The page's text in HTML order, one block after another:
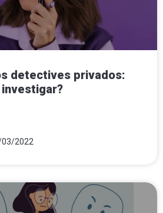
detectives privados:
03/2022